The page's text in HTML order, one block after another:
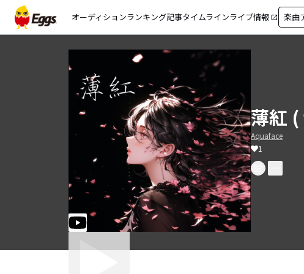
オーディションランキング記事タイムラインライブ情報 open_in_new 楽曲
薄紅
Aquaface
1